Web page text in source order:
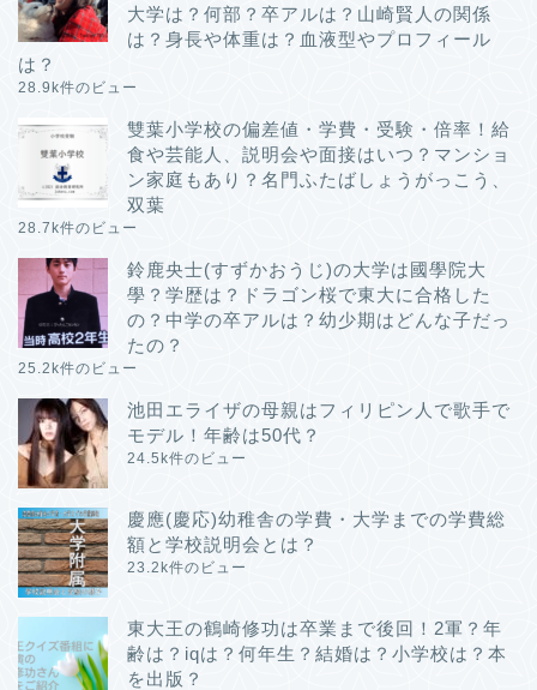
大学は？何部？卒アルは？山崎賢人の関係
は？身長や体重は？血液型やプロフィール
は？
28.9k件のビュー
雙葉小学校の偏差値・学費・受験・倍率！給
食や芸能人、説明会や面接はいつ？マンショ
ン家庭もあり？名門ふたばしょうがっこう、
双葉
28.7k件のビュー
鈴鹿央士(すずかおうじ)の大学は國學院大
學？学歴は？ドラゴン桜で東大に合格した
の？中学の卒アルは？幼少期はどんな子だっ
たの？
25.2k件のビュー
池田エライザの母親はフィリピン人で歌手で
モデル！年齢は50代？
24.5k件のビュー
慶應(慶応)幼稚舎の学費・大学までの学費総
額と学校説明会とは？
23.2k件のビュー
東大王の鶴崎修功は卒業まで後回！2軍？年
齢は？iqは？何年生？結婚は？小学校は？本
を出版？